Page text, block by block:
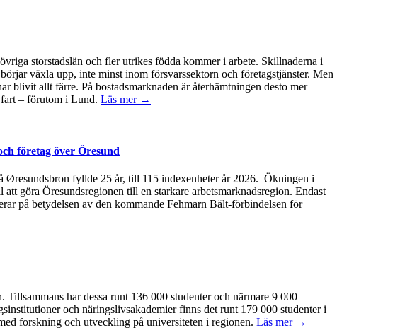
storstadslän och fler utrikes födda kommer i arbete. Skillnaderna i
växla upp, inte minst inom försvarssektorn och företagstjänster. Men
blivit allt färre. På bostadsmarknaden är återhämtningen desto mer
fart – förutom i Lund. Läs mer →
företag över Öresund
Øresundsbron fyllde 25 år, till 115 indexenheter år 2026. Ökningen i
göra Öresundsregionen till en starkare arbetsmarknadsregion. Endast
på betydelsen av den kommande Fehmarn Bält-förbindelsen för
har dessa runt 136 000 studenter och närmare 9 000
och näringslivsakademier finns det runt 179 000 studenter i
forskning och utveckling på universiteten i regionen. Läs mer →